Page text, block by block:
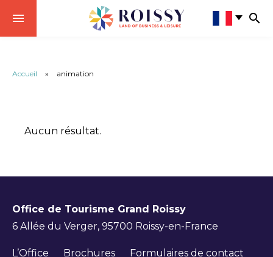
Accueil » animation
Aucun résultat.
Office de Tourisme Grand Roissy
6 Allée du Verger, 95700 Roissy-en-France
L’Office Brochures Formulaires de contact